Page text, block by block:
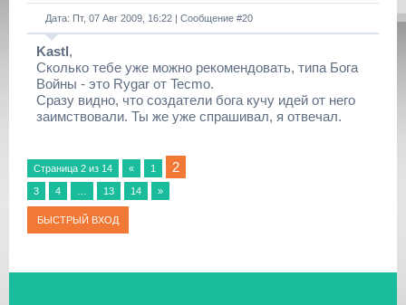
Дата: Пт, 07 Авг 2009, 16:22 | Сообщение #20
Kastl,
Сколько тебе уже можно рекомендовать, типа Бога
Войны - это Rygar от Tecmo.
Сразу видно, что создатели бога кучу идей от него
заимствовали. Ты же уже спрашивал, я отвечал.
Страница 2 из 14 « 1 2
3 4 13 14 »